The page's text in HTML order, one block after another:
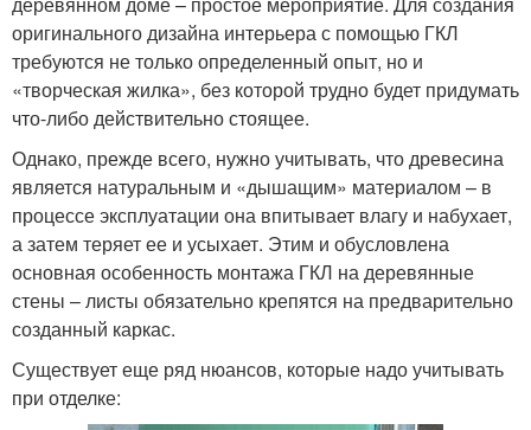
оригинального дизайна интерьера с помощью ГКЛ
требуются не только определенный опыт, но и
«творческая жилка», без которой трудно будет придумать
что-либо действительно стоящее.
Однако, прежде всего, нужно учитывать, что древесина
является натуральным и «дышащим» материалом – в
процессе эксплуатации она впитывает влагу и набухает,
а затем теряет ее и усыхает. Этим и обусловлена
основная особенность монтажа ГКЛ на деревянные
стены – листы обязательно крепятся на предварительно
созданный каркас.
Существует еще ряд нюансов, которые надо учитывать
при отделке: